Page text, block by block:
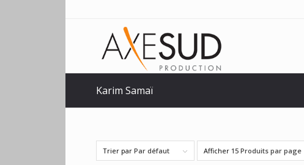
Karim Samaï
Trier par Par défaut Afficher 15 Produits par page